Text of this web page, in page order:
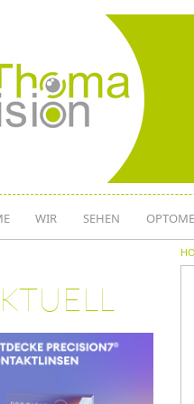
WIR SEHEN